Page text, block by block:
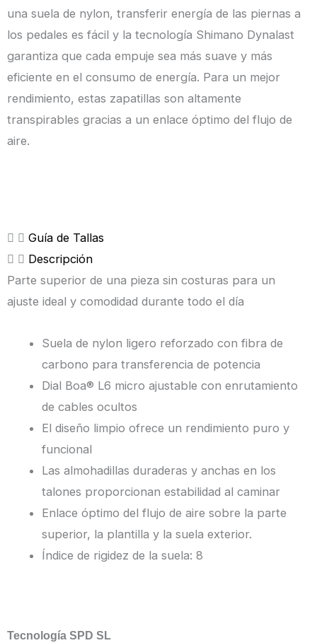
una suela de nylon, transferir energía de las piernas a
los pedales es fácil y la tecnología Shimano Dynalast
garantiza que cada empuje sea más suave y más
eficiente en el consumo de energía. Para un mejor
rendimiento, estas zapatillas son altamente
transpirables gracias a un enlace óptimo del flujo de
aire.
Guía de Tallas
Descripción
Parte superior de una pieza sin costuras para un
ajuste ideal y comodidad durante todo el día
Suela de nylon ligero reforzado con fibra de
carbono para transferencia de potencia
Dial Boa® L6 micro ajustable con enrutamiento
de cables ocultos
El diseño limpio ofrece un rendimiento puro y
funcional
Las almohadillas duraderas y anchas en los
talones proporcionan estabilidad al caminar
Enlace óptimo del flujo de aire sobre la parte
superior, la plantilla y la suela exterior.
Índice de rigidez de la suela: 8
Tecnología SPD SL